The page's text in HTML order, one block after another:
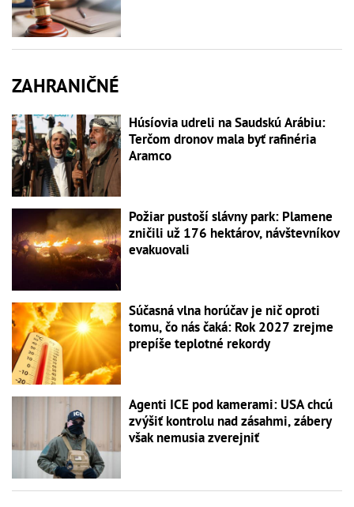
ZAHRANIČNÉ
Húsíovia udreli na Saudskú Arábiu:
Terčom dronov mala byť rafinéria
Aramco
Požiar pustoší slávny park: Plamene
zničili už 176 hektárov, návštevníkov
evakuovali
Súčasná vlna horúčav je nič oproti
tomu, čo nás čaká: Rok 2027 zrejme
prepíše teplotné rekordy
Agenti ICE pod kamerami: USA chcú
zvýšiť kontrolu nad zásahmi, zábery
však nemusia zverejniť